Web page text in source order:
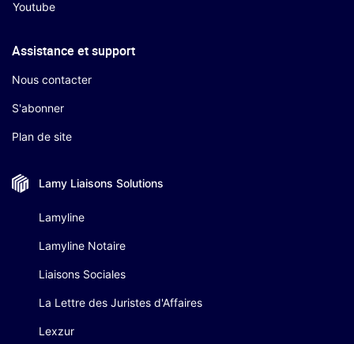
Youtube
Assistance et support
Nous contacter
S'abonner
Plan de site
Lamy Liaisons Solutions
Lamyline
Lamyline Notaire
Liaisons Sociales
La Lettre des Juristes d'Affaires
Lexzur